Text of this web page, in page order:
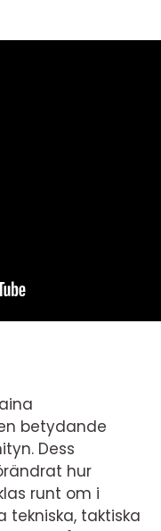
betydande
Dess
hur
runt om i
tekniska, taktiska